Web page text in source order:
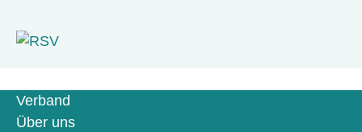
Verband
Über uns